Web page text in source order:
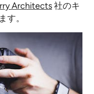
Architects社のキ
す。